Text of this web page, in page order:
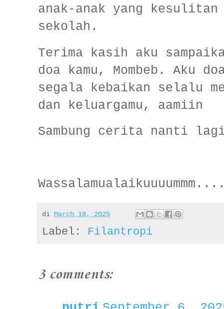
anak-anak yang kesulitan
sekolah.
Terima kasih aku
doa kamu, Mombeb. Aku
segala kebaikan selalu
dan keluargamu, aamiin
Sambung cerita nanti
di March 19, 2025
Label: Filantropi
3 comments: